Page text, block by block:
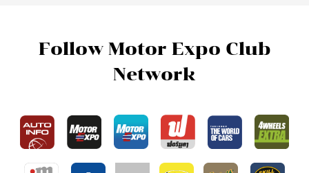
Follow Motor Expo Club
Network